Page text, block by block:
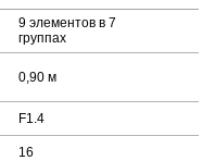
9 элементов в 7
группах
0,90 м
F1.4
16